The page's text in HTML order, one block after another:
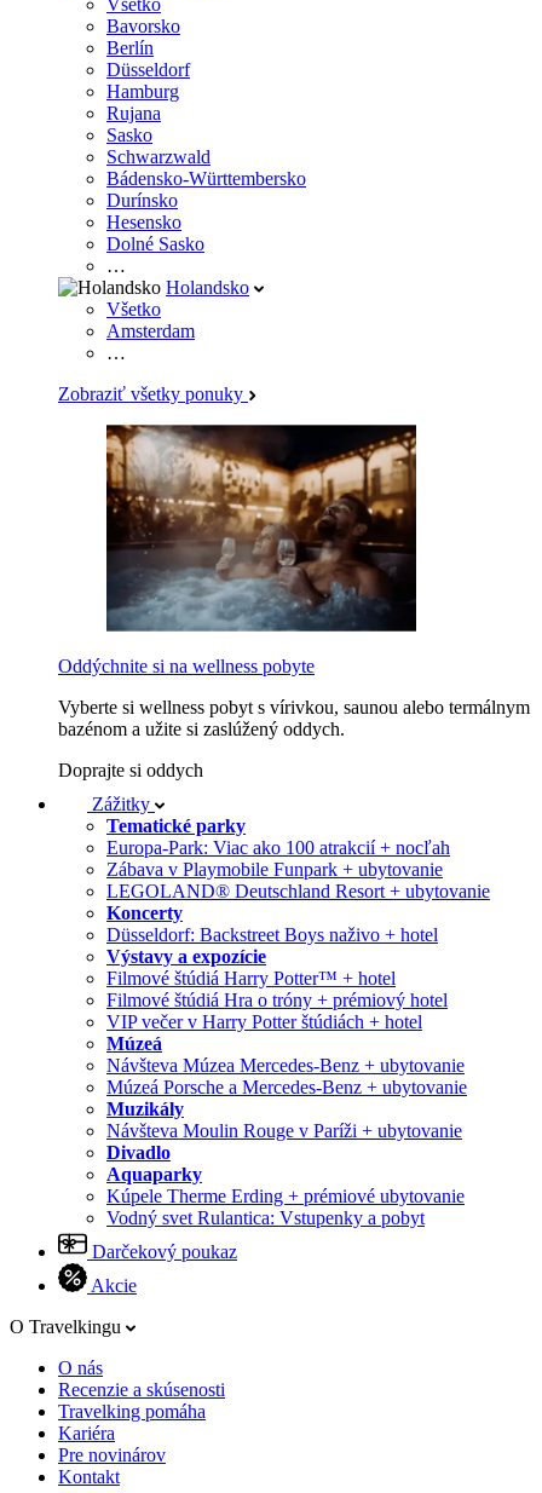
Všetko
Bavorsko
Berlín
Düsseldorf
Hamburg
Rujana
Sasko
Schwarzwald
Bádensko-Württembersko
Durínsko
Hesensko
Dolné Sasko
…
Holandsko
Všetko
Amsterdam
…
Zobraziť všetky ponuky
Oddýchnite si na wellness pobyte
Vyberte si wellness pobyt s vírivkou, saunou alebo termálnym
bazénom a užite si zaslúžený oddych.
Doprajte si oddych
Zážitky
Tematické parky
Europa-Park: Viac ako 100 atrakcií + nocľah
Zábava v Playmobile Funpark + ubytovanie
LEGOLAND® Deutschland Resort + ubytovanie
Koncerty
Düsseldorf: Backstreet Boys naživo + hotel
Výstavy a expozície
Filmové štúdiá Harry Potter™ + hotel
Filmové štúdiá Hra o tróny + prémiový hotel
VIP večer v Harry Potter štúdiách + hotel
Múzeá
Návšteva Múzea Mercedes-Benz + ubytovanie
Múzeá Porsche a Mercedes-Benz + ubytovanie
Muzikály
Návšteva Moulin Rouge v Paríži + ubytovanie
Divadlo
Aquaparky
Kúpele Therme Erding + prémiové ubytovanie
Vodný svet Rulantica: Vstupenky a pobyt
Darčekový poukaz
Akcie
O Travelkingu
O nás
Recenzie a skúsenosti
Travelking pomáha
Kariéra
Pre novinárov
Kontakt